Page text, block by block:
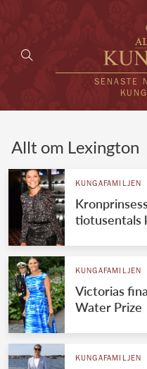
SENASTE
Allt om Lexington
KUNGAFAMILJEN
tiotusentals
KUNGAFAMILJEN
Victorias
Water Prize
KUNGAFAMILJEN